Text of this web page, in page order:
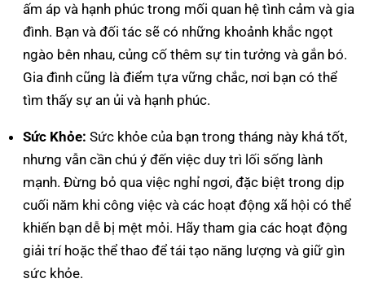
ấm áp và hạnh phúc trong mối quan hệ tình cảm và gia
đình. Bạn và đối tác sẽ có những khoảnh khắc ngọt
ngào bên nhau, củng cố thêm sự tin tưởng và gắn bó.
Gia đình cũng là điểm tựa vững chắc, nơi bạn có thể
tìm thấy sự an ủi và hạnh phúc.
Sức Khỏe: Sức khỏe của bạn trong tháng này khá tốt,
nhưng vẫn cần chú ý đến việc duy trì lối sống lành
mạnh. Đừng bỏ qua việc nghỉ ngơi, đặc biệt trong dịp
cuối năm khi công việc và các hoạt động xã hội có thể
khiến bạn dễ bị mệt mỏi. Hãy tham gia các hoạt động
giải trí hoặc thể thao để tái tạo năng lượng và giữ gìn
sức khỏe.